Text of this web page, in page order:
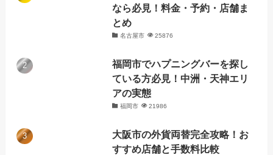
なら必見！料金・予約・店舗ま
とめ
名古屋市 25876
福岡市でハプニングバーを探し
ている方必見！中洲・天神エリ
アの実態
福岡市 21986
大阪市の外貨両替完全攻略！お
すすめ店舗と手数料比較